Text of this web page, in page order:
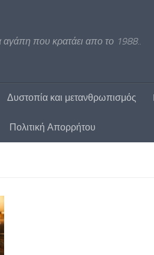
αγάπη που κρατάει απο το 1988..
Δυστοπία και μετανθρωπισμός
Πολιτική Απορρήτου